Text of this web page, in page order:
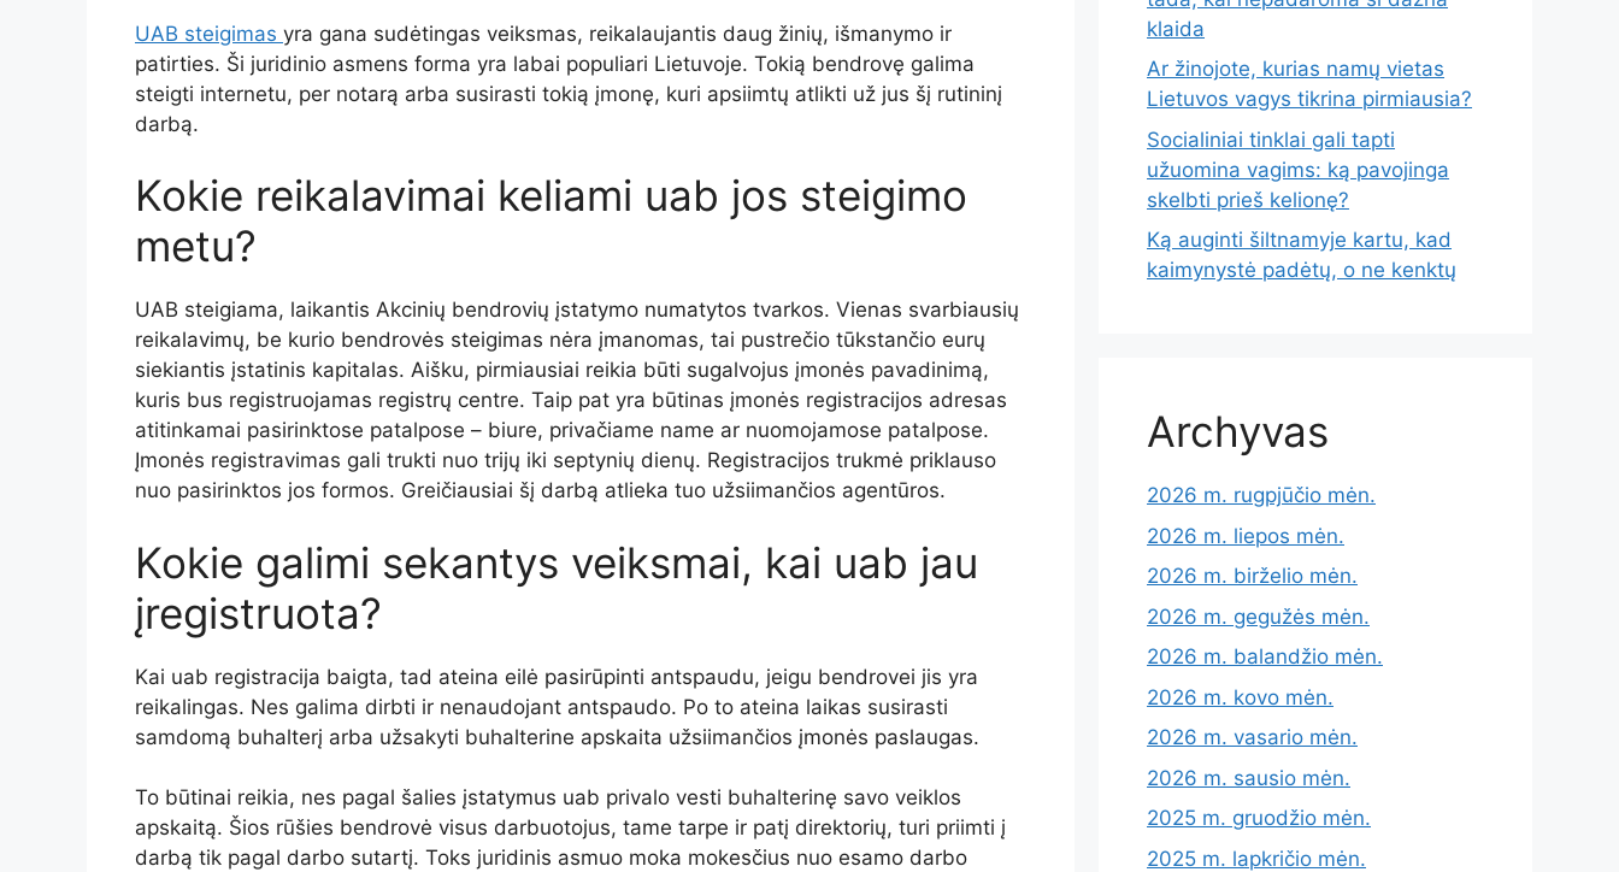
UAB steigimas yra gana sudėtingas veiksmas, reikalaujantis daug žinių, išmanymo ir
patirties. Ši juridinio asmens forma yra labai populiari Lietuvoje. Tokią bendrovę galima
steigti internetu, per notarą arba susirasti tokią įmonę, kuri apsiimtų atlikti už jus šį rutininį
darbą.
Kokie reikalavimai keliami uab jos steigimo
metu?
UAB steigiama, laikantis Akcinių bendrovių įstatymo numatytos tvarkos. Vienas svarbiausių
reikalavimų, be kurio bendrovės steigimas nėra įmanomas, tai pustrečio tūkstančio eurų
siekiantis įstatinis kapitalas. Aišku, pirmiausiai reikia būti sugalvojus įmonės pavadinimą,
kuris bus registruojamas registrų centre. Taip pat yra būtinas įmonės registracijos adresas
atitinkamai pasirinktose patalpose – biure, privačiame name ar nuomojamose patalpose.
Įmonės registravimas gali trukti nuo trijų iki septynių dienų. Registracijos trukmė priklauso
nuo pasirinktos jos formos. Greičiausiai šį darbą atlieka tuo užsiimančios agentūros.
Kokie galimi sekantys veiksmai, kai uab jau
įregistruota?
Kai uab registracija baigta, tad ateina eilė pasirūpinti antspaudu, jeigu bendrovei jis yra
reikalingas. Nes galima dirbti ir nenaudojant antspaudo. Po to ateina laikas susirasti
samdomą buhalterį arba užsakyti buhalterine apskaita užsiimančios įmonės paslaugas.
To būtinai reikia, nes pagal šalies įstatymus uab privalo vesti buhalterinę savo veiklos
apskaitą. Šios rūšies bendrovė visus darbuotojus, tame tarpe ir patį direktorių, turi priimti į
darbą tik pagal darbo sutartį. Toks juridinis asmuo moka mokesčius nuo esamo darbo
klaida
Ar žinojote, kurias namų vietas
Lietuvos vagys tikrina pirmiausia?
Socialiniai tinklai gali tapti
užuomina vagims: ką pavojinga
skelbti prieš kelionę?
Ką auginti šiltnamyje kartu, kad
kaimynystė padėtų, o ne kenktų
Archyvas
2026 m. rugpjūčio mėn.
2026 m. liepos mėn.
2026 m. birželio mėn.
2026 m. gegužės mėn.
2026 m. balandžio mėn.
2026 m. kovo mėn.
2026 m. vasario mėn.
2026 m. sausio mėn.
2025 m. gruodžio mėn.
2025 m. lapkričio mėn.